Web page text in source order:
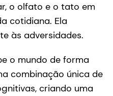
o olfato e o tato em
cotidiana. Ela
às adversidades.
o mundo de forma
combinação única de
criando uma